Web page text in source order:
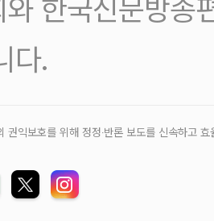
한국신문방송
다.
권익보호를 위해 정정‧반론 보도를 신속하고